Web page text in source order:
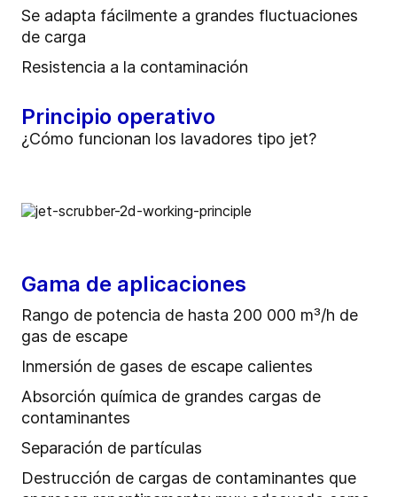
Se adapta fácilmente a grandes fluctuaciones
de carga
Resistencia a la contaminación
Principio operativo
¿Cómo funcionan los lavadores tipo jet?
Gama de aplicaciones
Rango de potencia de hasta 200 000 m³/h de
gas de escape
Inmersión de gases de escape calientes
Absorción química de grandes cargas de
contaminantes
Separación de partículas
Destrucción de cargas de contaminantes que